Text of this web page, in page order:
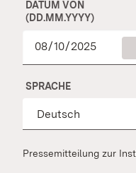
DATUM VON
(DD.MM.YYYY)
SPRACHE
Pressemitteilung zur